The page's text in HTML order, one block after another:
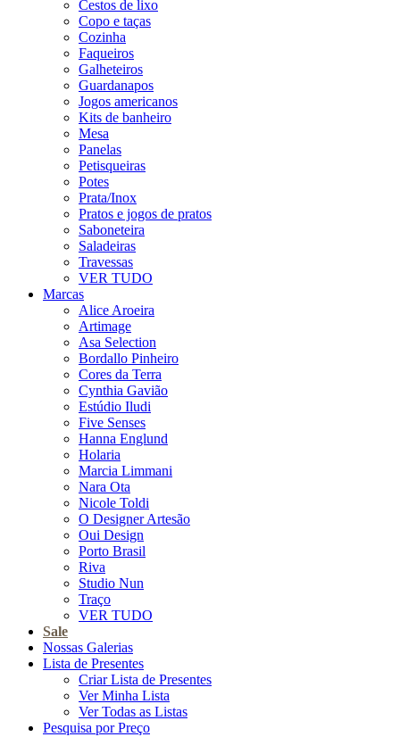
Cestos de lixo
Copo e taças
Cozinha
Faqueiros
Galheteiros
Guardanapos
Jogos americanos
Kits de banheiro
Mesa
Panelas
Petisqueiras
Potes
Prata/Inox
Pratos e jogos de pratos
Saboneteira
Saladeiras
Travessas
VER TUDO
Marcas
Alice Aroeira
Artimage
Asa Selection
Bordallo Pinheiro
Cores da Terra
Cynthia Gavião
Estúdio Iludi
Five Senses
Hanna Englund
Holaria
Marcia Limmani
Nara Ota
Nicole Toldi
O Designer Artesão
Oui Design
Porto Brasil
Riva
Studio Nun
Traço
VER TUDO
Sale
Nossas Galerias
Lista de Presentes
Criar Lista de Presentes
Ver Minha Lista
Ver Todas as Listas
Pesquisa por Preço